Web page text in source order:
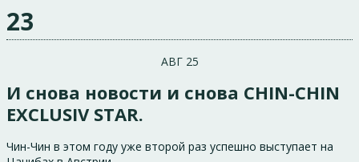
23
АВГ 25
И снова новости и снова CHIN-CHIN
EXCLUSIV STAR.
Чин-Чин в этом году уже второй раз успешно выступает на